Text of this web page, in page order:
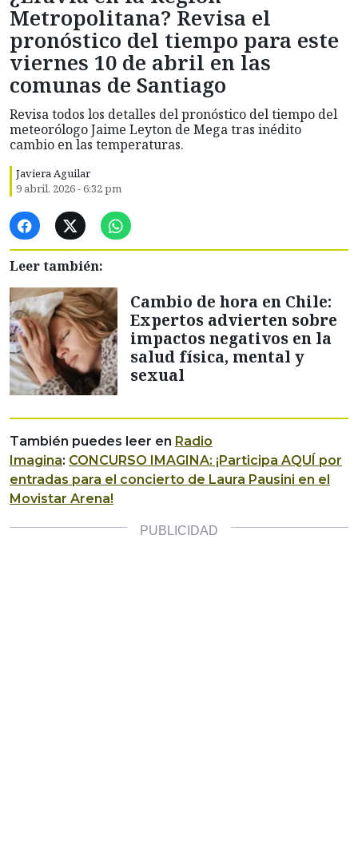
Metropolitana? Revisa el
pronóstico del tiempo para este
viernes 10 de abril en las
comunas de Santiago
Revisa todos los detalles del pronóstico del tiempo del
meteorólogo Jaime Leyton de Mega tras inédito
cambio en las temperaturas.
Javiera Aguilar
9 abril, 2026 - 6:32 pm
Leer también:
Cambio de hora en Chile:
Expertos advierten sobre
impactos negativos en la
salud física, mental y
sexual
También puedes leer en Radio
Imagina: CONCURSO IMAGINA: ¡Participa AQUÍ por
entradas para el concierto de Laura Pausini en el
Movistar Arena!